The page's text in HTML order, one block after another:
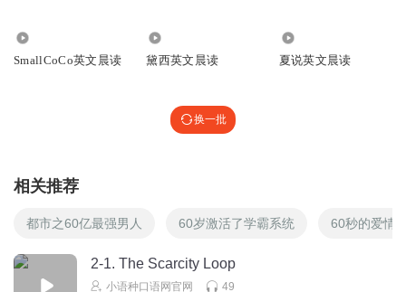
single-threaded /ˈsɪŋɡl ˈθredɪd/：单线程的
全栈紫升
2025-03-18
SmallCoCo英文晨读 黛西英文晨读 夏说英文晨读
换一批
相关推荐
都市之60亿最强男人 60岁激活了学霸系统 60秒的爱情
2-1. The Scarcity Loop
小语种口语网官网 49